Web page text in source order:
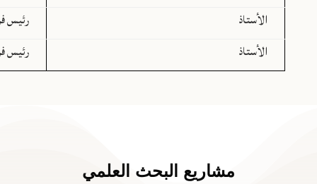
الأستاذ
رئيس
الأستاذ
رئيس
مشاريع البحث العلمي